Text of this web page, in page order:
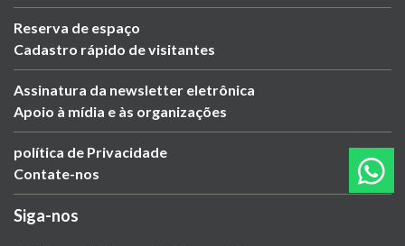
Reserva de espaço
Cadastro rápido de visitantes
Assinatura da newsletter eletrônica
Apoio à mídia e às organizações
política de Privacidade
Contate-nos
Siga-nos